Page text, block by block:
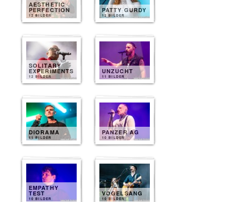
AESTHETIC
PERFECTION
12 BILDER
PATTY GURDY
12 BILDER
SOLITARY
EXPERIMENTS
12 BILDER
UNZUCHT
11 BILDER
DIORAMA
11 BILDER
PANZER AG
10 BILDER
EMPATHY
TEST
10 BILDER
VOGELSANG
10 BILDER